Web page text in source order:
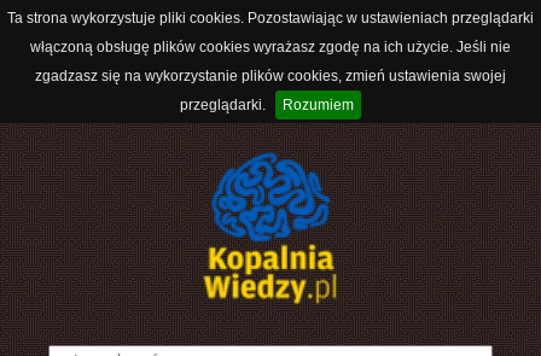
Ta strona wykorzystuje pliki cookies. Pozostawiając w ustawieniach przeglądarki
włączoną obsługę plików cookies wyrażasz zgodę na ich użycie. Jeśli nie
zgadzasz się na wykorzystanie plików cookies, zmień ustawienia swojej
przeglądarki.
Rozumiem